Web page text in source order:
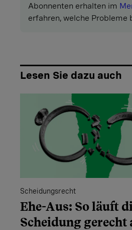
Abonnenten erhalten im
erfahren, welche Probleme
Lesen Sie dazu auch
Scheidungsrecht
Ehe-Aus: So läuft
Scheidung gerecht